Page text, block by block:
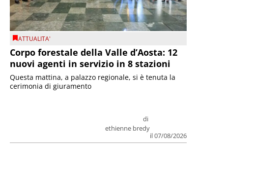
ATTUALITA'
Corpo forestale della Valle d’Aosta: 12
nuovi agenti in servizio in 8 stazioni
di
ethienne bredy
il 07/08/2026
Questa mattina, a palazzo regionale, si è tenuta la
cerimonia di giuramento